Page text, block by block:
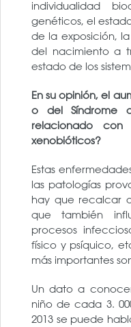
individualidad
genéticos, el
de la exposición,
del nacimiento a
estado de los
En su opinión, el
o del Síndrome
relacionado
xenobióticos?
Estas
las patologías
hay que recalcar
que también
procesos
físico y psíquico,
más importantes
Un dato a
niño de cada 3.
2013 se puede